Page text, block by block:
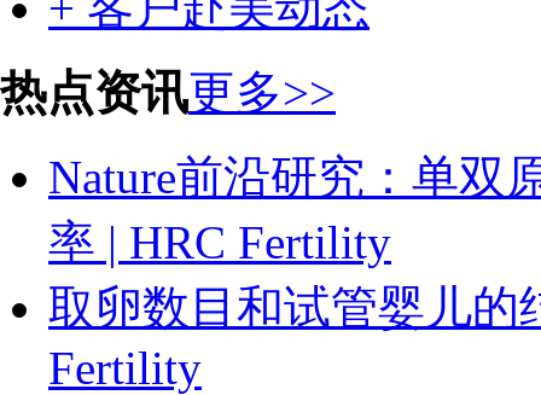
热点资讯更多>>
Nature前沿研究：单双
率 | HRC Fertility
取卵数目和试管婴儿的
Fertility